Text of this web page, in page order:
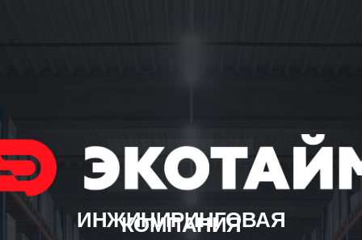
ИНЖИНИРИНГОВАЯ
КОМПАНИЯ